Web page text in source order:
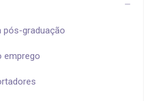
pós-graduação
emprego